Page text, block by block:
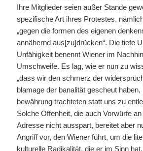
Ihre Mitglieder seien außer Stande
spezifische Art ihres Protestes,
„gegen die formen des eigenen
annähernd aus[zu]drücken“. Die tiefe
Unfähigkeit benennt Wiener im
Umschweife. Es lag, wie er nun zu
„dass wir den schmerz der
blamage der banalität gescheut
bewährung trachteten statt uns zu
Solche Offenheit, die auch Vorwürfe
Adresse nicht ausspart, bereitet aber
Angriff vor, den Wiener führt, um die
kulturelle Radikalität, die er im Sinn